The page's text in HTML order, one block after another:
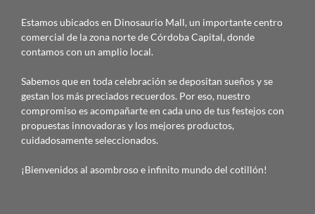
Estamos ubicados en Dinosaurio Mall, un importante centro
comercial de la zona norte de Córdoba Capital, donde
contamos con un amplio local.
Sabemos que en toda celebración se depositan sueños y se
gestan los más preciados recuerdos. Por eso, nuestro
compromiso es acompañarte en cada uno de tus festejos con
propuestas innovadoras y los mejores productos,
cuidadosamente seleccionados.
¡Bienvenidos al asombroso e infinito mundo del cotillón!